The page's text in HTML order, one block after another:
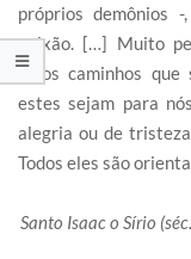
próprios demônios
paixão. […] Muito
pelos caminhos que
estes sejam para
alegria ou de
Todos eles são
Santo Isaac o Sírio